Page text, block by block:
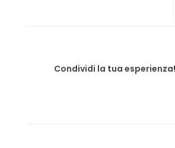
Condividi la tua esperienza!